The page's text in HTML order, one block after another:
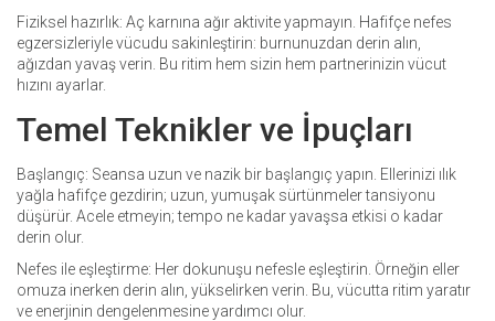
Fiziksel hazırlık: Aç karnına ağır aktivite yapmayın. Hafifçe nefes
egzersizleriyle vücudu sakinleştirin: burnunuzdan derin alın,
ağızdan yavaş verin. Bu ritim hem sizin hem partnerinizin vücut
hızını ayarlar.
Temel Teknikler ve İpuçları
Başlangıç: Seansa uzun ve nazik bir başlangıç yapın. Ellerinizi ılık
yağla hafifçe gezdirin; uzun, yumuşak sürtünmeler tansiyonu
düşürür. Acele etmeyin; tempo ne kadar yavaşsa etkisi o kadar
derin olur.
Nefes ile eşleştirme: Her dokunuşu nefesle eşleştirin. Örneğin eller
omuza inerken derin alın, yükselirken verin. Bu, vücutta ritim yaratır
ve enerjinin dengelenmesine yardımcı olur.